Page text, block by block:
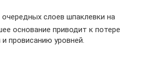
очередных слоев шпаклевки на
основание приводит к потере
провисанию уровней.